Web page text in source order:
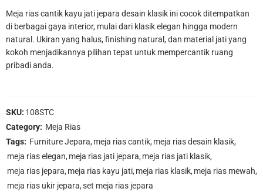
Meja rias cantik kayu jati jepara desain klasik ini cocok ditempatkan
di berbagai gaya interior, mulai dari klasik elegan hingga modern
natural. Ukiran yang halus, finishing natural, dan material jati yang
kokoh menjadikannya pilihan tepat untuk mempercantik ruang
pribadi anda.
SKU: 108STC
Category: Meja Rias
Tags: Furniture Jepara, meja rias cantik, meja rias desain klasik,
meja rias elegan, meja rias jati jepara, meja rias jati klasik,
meja rias jepara, meja rias kayu jati, meja rias klasik, meja rias mewah,
meja rias ukir jepara,set meja rias jepara